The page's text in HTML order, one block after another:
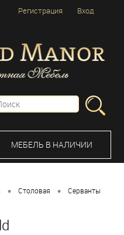
Вход
Регистрация
МЕБЕЛЬ В НАЛИЧИИ
• Столовая • Серванты